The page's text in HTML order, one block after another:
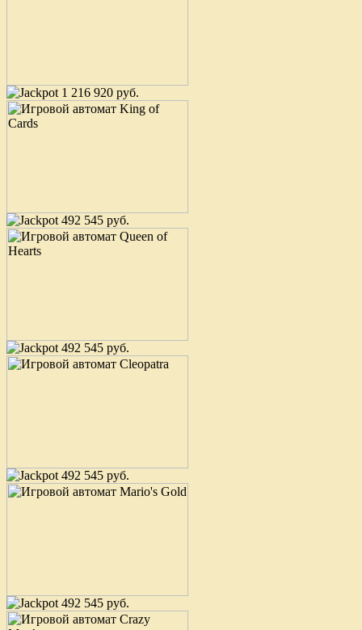
1 216 920 руб.
492 545 руб.
492 545 руб.
492 545 руб.
492 545 руб.